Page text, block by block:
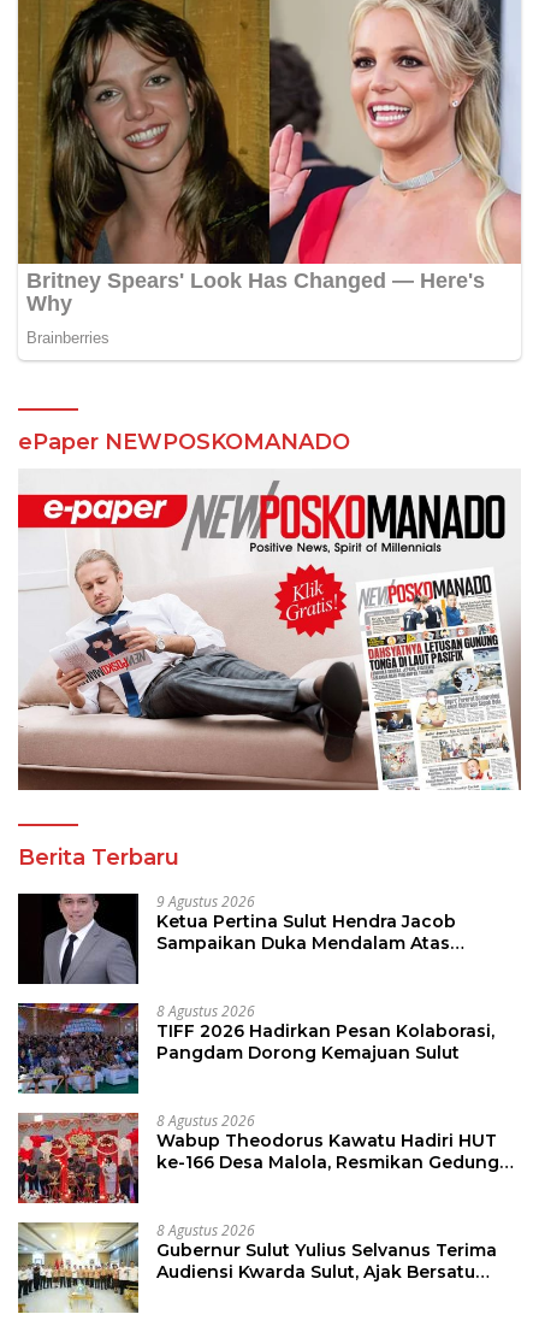
ePaper NEWPOSKOMANADO
Berita Terbaru
9 Agustus 2026
Ketua Pertina Sulut Hendra Jacob
Sampaikan Duka Mendalam Atas
8 Agustus 2026
TIFF 2026 Hadirkan Pesan Kolaborasi,
Pangdam Dorong Kemajuan Sulut
8 Agustus 2026
Wabup Theodorus Kawatu Hadiri HUT
ke-166 Desa Malola, Resmikan Gedung
8 Agustus 2026
Gubernur Sulut Yulius Selvanus Terima
Audiensi Kwarda Sulut, Ajak Bersatu